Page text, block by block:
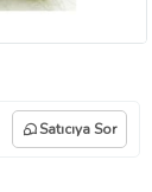
Satıcıya Sor